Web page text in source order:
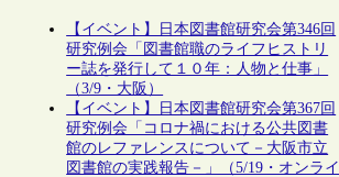
【イベント】日本図書館研究会第346回
研究例会「図書館職のライフヒストリ
ー誌を発行して１０年：人物と仕事」
（3/9・大阪）
【イベント】日本図書館研究会第367回
研究例会「コロナ禍における公共図書
館のレファレンスについて－大阪市立
図書館の実践報告－」（5/19・オンライ